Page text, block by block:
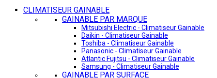
CLIMATISEUR GAINABLE
GAINABLE PAR MARQUE
Mitsubishi Electric - Climatiseur Gainable
Daikin - Climatiseur Gainable
Toshiba - Climatiseur Gainable
Panasonic - Climatiseur Gainable
Atlantic Fujitsu - Climatiseur Gainable
Samsung - Climatiseur Gainable
GAINABLE PAR SURFACE